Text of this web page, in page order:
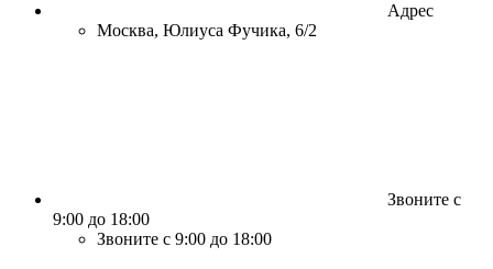
Адрес
Москва, Юлиуса Фучика, 6/2
Звоните с
9:00 до 18:00
Звоните с 9:00 до 18:00